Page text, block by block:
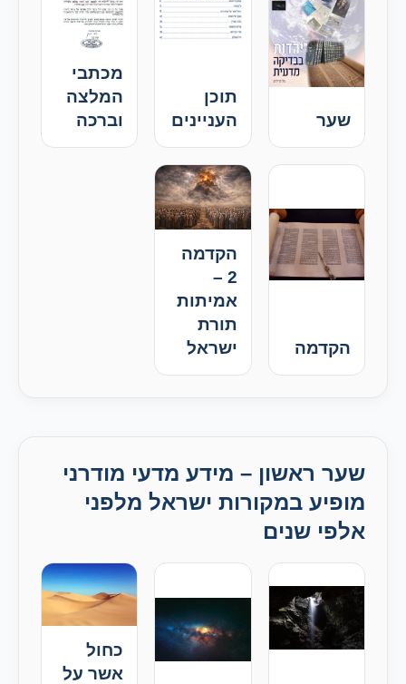
שער
תוכן
העניינים
מכתבי
המלצה
וברכה
הקדמה
הקדמה
2 –
אמיתות
תורת
ישראל
שער ראשון – מידע מדעי מודרני
מופיע במקורות ישראל מלפני
אלפי שנים
כחול
אשר על